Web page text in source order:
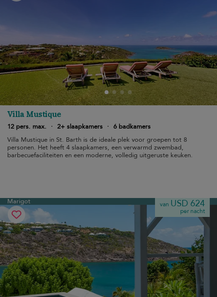
Villa Mustique
12 pers. max. · 2+ slaapkamers · 6 badkamers
Villa Mustique in St. Barth is de ideale plek voor groepen tot 8
personen. Het heeft 4 slaapkamers, een verwarmd zwembad,
barbecuefaciliteiten en een moderne, volledig uitgeruste keuken.
Marigot van USD 624
per nacht